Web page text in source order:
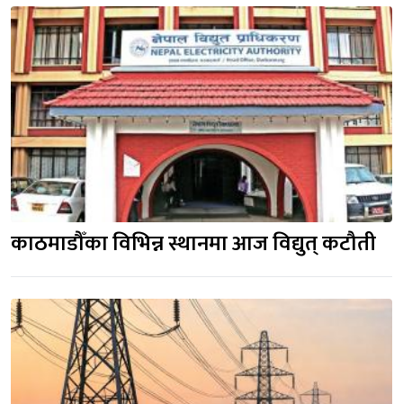
काठमाडौँका विभिन्न स्थानमा आज विद्युत् कटौती